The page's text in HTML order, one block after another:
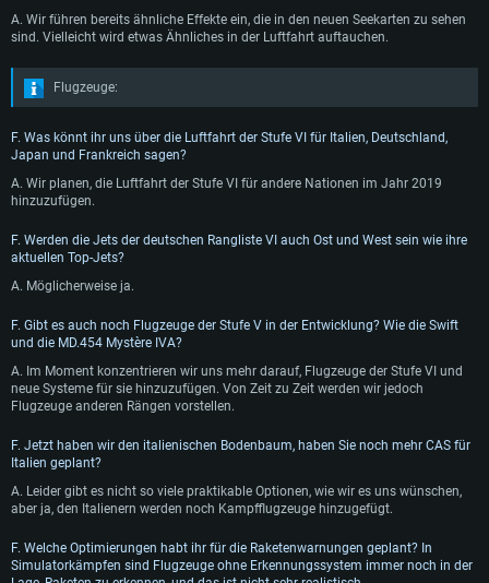
A. Wir führen bereits ähnliche Effekte ein, die in den neuen Seekarten zu sehen
sind. Vielleicht wird etwas Ähnliches in der Luftfahrt auftauchen.
Flugzeuge:
F. Was könnt ihr uns über die Luftfahrt der Stufe VI für Italien, Deutschland,
Japan und Frankreich sagen?
A. Wir planen, die Luftfahrt der Stufe VI für andere Nationen im Jahr 2019
hinzuzufügen.
F. Werden die Jets der deutschen Rangliste VI auch Ost und West sein wie ihre
aktuellen Top-Jets?
A. Möglicherweise ja.
F. Gibt es auch noch Flugzeuge der Stufe V in der Entwicklung? Wie die Swift
und die MD.454 Mystère IVA?
A. Im Moment konzentrieren wir uns mehr darauf, Flugzeuge der Stufe VI und
neue Systeme für sie hinzuzufügen. Von Zeit zu Zeit werden wir jedoch
Flugzeuge anderen Rängen vorstellen.
F. Jetzt haben wir den italienischen Bodenbaum, haben Sie noch mehr CAS für
Italien geplant?
A. Leider gibt es nicht so viele praktikable Optionen, wie wir es uns wünschen,
aber ja, den Italienern werden noch Kampfflugzeuge hinzugefügt.
F. Welche Optimierungen habt ihr für die Raketenwarnungen geplant? In
Simulatorkämpfen sind Flugzeuge ohne Erkennungssystem immer noch in der